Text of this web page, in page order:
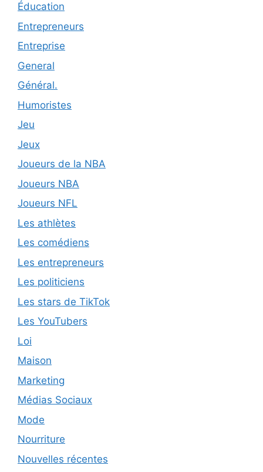
Éducation
Entrepreneurs
Entreprise
General
Général.
Humoristes
Jeu
Jeux
Joueurs de la NBA
Joueurs NBA
Joueurs NFL
Les athlètes
Les comédiens
Les entrepreneurs
Les politiciens
Les stars de TikTok
Les YouTubers
Loi
Maison
Marketing
Médias Sociaux
Mode
Nourriture
Nouvelles récentes